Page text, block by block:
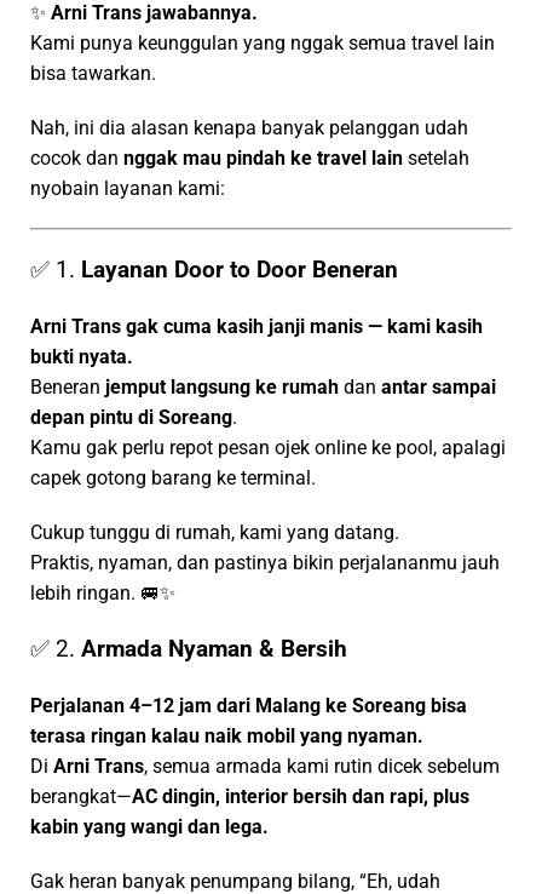
✨ Arni Trans jawabannya.
Kami punya keunggulan yang nggak semua travel lain
bisa tawarkan.
Nah, ini dia alasan kenapa banyak pelanggan udah
cocok dan nggak mau pindah ke travel lain setelah
nyobain layanan kami:
✅ 1. Layanan Door to Door Beneran
Arni Trans gak cuma kasih janji manis — kami kasih
bukti nyata.
Beneran jemput langsung ke rumah dan antar sampai
depan pintu di Soreang.
Kamu gak perlu repot pesan ojek online ke pool, apalagi
capek gotong barang ke terminal.
Cukup tunggu di rumah, kami yang datang.
Praktis, nyaman, dan pastinya bikin perjalananmu jauh
lebih ringan. 🚐✨
✅ 2. Armada Nyaman & Bersih
Perjalanan 4–12 jam dari Malang ke Soreang bisa
terasa ringan kalau naik mobil yang nyaman.
Di Arni Trans, semua armada kami rutin dicek sebelum
berangkat—AC dingin, interior bersih dan rapi, plus
kabin yang wangi dan lega.
Gak heran banyak penumpang bilang, “Eh, udah